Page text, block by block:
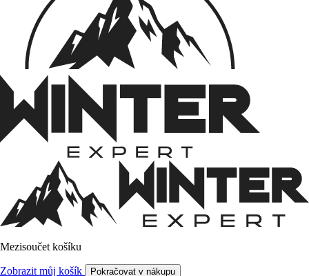
Mezisoučet košíku
Zobrazit můj košík Pokračovat v nákupu